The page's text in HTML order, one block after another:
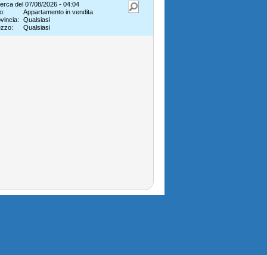
del 07/08/2026 - 04:04
Appartamento in vendita
Qualsiasi
Qualsiasi